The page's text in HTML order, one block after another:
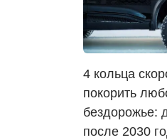
4 кольца
покорить
бездорожье:
после 2030